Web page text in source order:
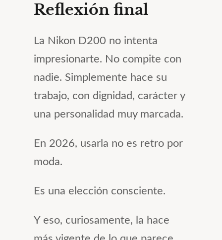
Reflexión final
La Nikon D200 no intenta
impresionarte. No compite con
nadie. Simplemente hace su
trabajo, con dignidad, carácter y
una personalidad muy marcada.
En 2026, usarla no es retro por
moda.
Es una elección consciente.
Y eso, curiosamente, la hace